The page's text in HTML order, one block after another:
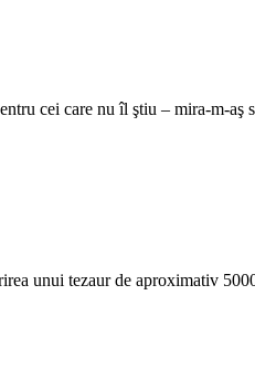
cei care nu îl ştiu – mira-m-aş
unui tezaur de aproximativ